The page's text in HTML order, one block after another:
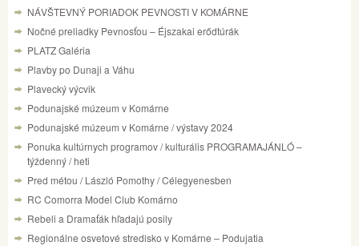
NÁVŠTEVNÝ PORIADOK PEVNOSTI V KOMÁRNE
Nočné preliadky Pevnosťou – Éjszakai erődtúrák
PLATZ Galéria
Plavby po Dunaji a Váhu
Plavecký výcvik
Podunajské múzeum v Komárne
Podunajské múzeum v Komárne / výstavy 2024
Ponuka kultúrnych programov / kulturális PROGRAMAJÁNLÓ –
týždenný / heti
Pred métou / László Pomothy / Célegyenesben
RC Comorra Model Club Komárno
Rebeli a Dramaťák hľadajú posily
Regionálne osvetové stredisko v Komárne – Podujatia